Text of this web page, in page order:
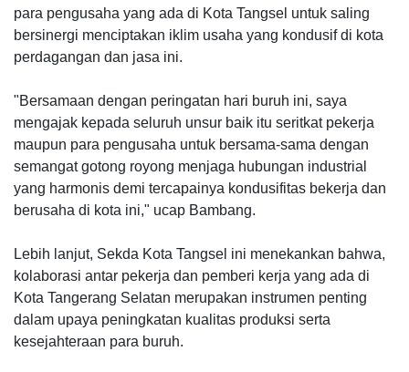
para pengusaha yang ada di Kota Tangsel untuk saling
bersinergi menciptakan iklim usaha yang kondusif di kota
perdagangan dan jasa ini.
"Bersamaan dengan peringatan hari buruh ini, saya
mengajak kepada seluruh unsur baik itu seritkat pekerja
maupun para pengusaha untuk bersama-sama dengan
semangat gotong royong menjaga hubungan industrial
yang harmonis demi tercapainya kondusifitas bekerja dan
berusaha di kota ini," ucap Bambang.
Lebih lanjut, Sekda Kota Tangsel ini menekankan bahwa,
kolaborasi antar pekerja dan pemberi kerja yang ada di
Kota Tangerang Selatan merupakan instrumen penting
dalam upaya peningkatan kualitas produksi serta
kesejahteraan para buruh.